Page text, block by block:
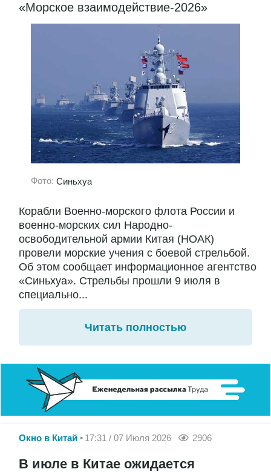
«Морское взаимодействие-2026»
Фото: Синьхуа
Корабли Военно-морского флота России и
военно-морских сил Народно-
освободительной армии Китая (НОАК)
провели морские учения с боевой стрельбой.
Об этом сообщает информационное агентство
«Синьхуа». Стрельбы прошли 9 июля в
специально...
Читать полностью
Окно в Китай 17:31 / 07 Июля 2026 2906
В июле в Китае ожидается